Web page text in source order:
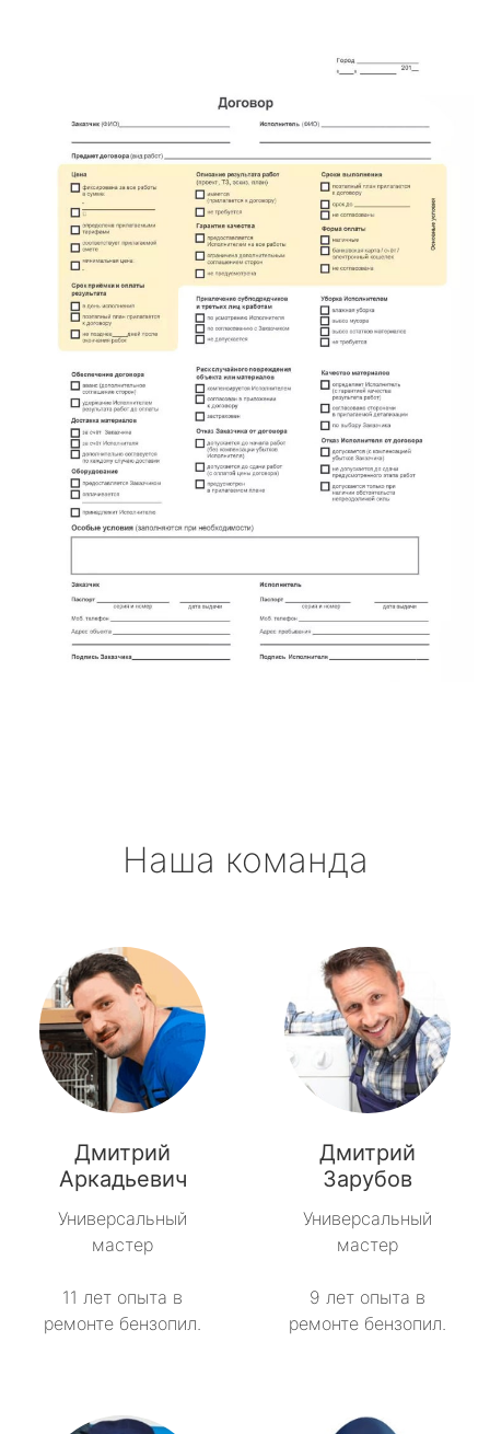
Наша команда
Дмитрий
Аркадьевич
Универсальный
мастер
11 лет опыта в
ремонте бензопил.
Дмитрий
Зарубов
Универсальный
мастер
9 лет опыта в
ремонте бензопил.